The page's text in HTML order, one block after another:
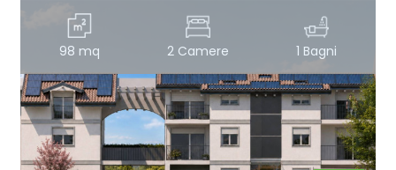
98 mq 2 Camere 1 Bagni